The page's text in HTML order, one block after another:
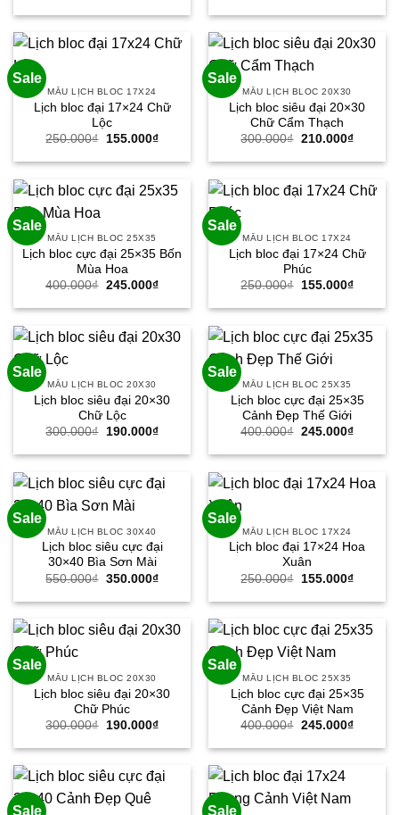
là:
tại
210.000₫.
là:
tại
Sale
MẪU LỊCH BLOC 17X24
Lịch bloc đại 17×24 Chữ
Lộc
250.000₫
Giá
là:
155.000₫Giá
tại
155.000₫.
Sale
MẪU LỊCH BLOC 20X30
Lịch bloc siêu đại 20×30
Chữ Cẩm Thạch
300.000₫ Giá
là:
210.000₫Giá
tại
Sale
MẪU LỊCH BLOC 25X35
Lịch bloc cực đại 25×35 Bốn
Mùa Hoa
400.000₫ Giá
là:
245.000₫Giá
tại
245.000₫.
Sale
MẪU LỊCH BLOC 17X24
Lịch bloc đại 17×24 Chữ
Phúc
250.000₫
Giá
là:
155.000₫Giá
tại
Sale
MẪU LỊCH BLOC 20X30
Lịch bloc siêu đại 20×30
Chữ Lộc
300.000₫
Giá
là:
190.000₫Giá
tại
190.000₫.
Sale
MẪU LỊCH BLOC 25X35
Lịch bloc cực đại 25×35
Cảnh Đẹp Thế Giới
400.000₫ Giá
là:
245.000₫Giá
tại
Sale
MẪU LỊCH BLOC 30X40
Lịch bloc siêu cực đại
30×40 Bìa Sơn Mài
550.000₫ Giá
là:
350.000₫Giá
tại
350.000₫.
Sale
MẪU LỊCH BLOC 17X24
Lịch bloc đại 17×24 Hoa
Xuân
250.000₫
Giá
là:
155.000₫Giá
tại
Sale
MẪU LỊCH BLOC 20X30
Lịch bloc siêu đại 20×30
Chữ Phúc
300.000₫
Giá
là:
190.000₫Giá
tại
190.000₫.
Sale
MẪU LỊCH BLOC 25X35
Lịch bloc cực đại 25×35
Cảnh Đẹp Việt Nam
400.000₫ Giá
là:
245.000₫Giá
tại
Sale Sale